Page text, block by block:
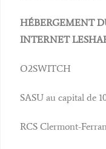
HÉBERGEMENT
INTERNET
O2SWITCH
SASU au capital de
RCS Clermont-